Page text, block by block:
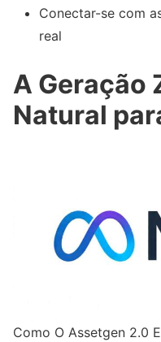
Conectar-se com
real
A Geração
Natural
Como O Assetgen 2.0